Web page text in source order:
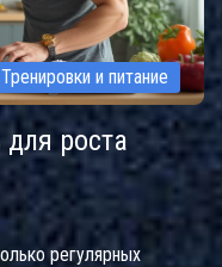
Тренировки и питание
роста
регулярных